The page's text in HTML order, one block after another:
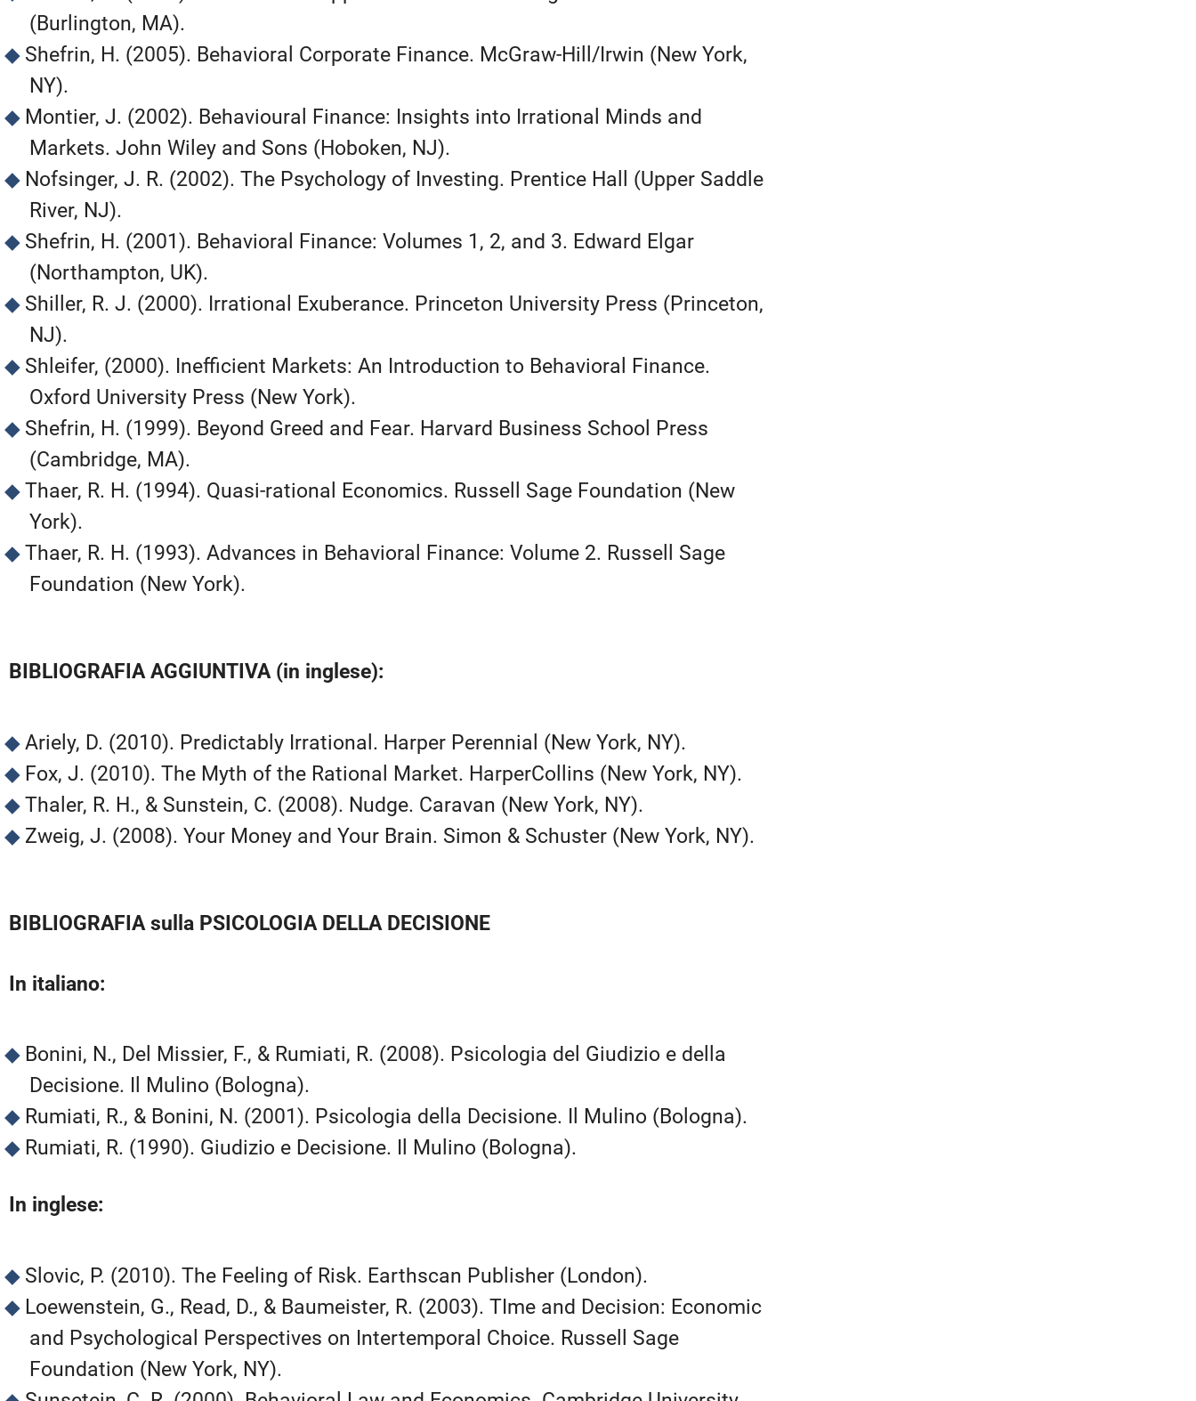
(Burlington, MA).
Shefrin, H. (2005). Behavioral Corporate Finance. McGraw-Hill/Irwin (New York,
NY).
Montier, J. (2002). Behavioural Finance: Insights into Irrational Minds and
Markets. John Wiley and Sons (Hoboken, NJ).
Nofsinger, J. R. (2002). The Psychology of Investing. Prentice Hall (Upper Saddle
River, NJ).
Shefrin, H. (2001). Behavioral Finance: Volumes 1, 2, and 3. Edward Elgar
(Northampton, UK).
Shiller, R. J. (2000). Irrational Exuberance. Princeton University Press (Princeton,
NJ).
Shleifer, (2000). Inefficient Markets: An Introduction to Behavioral Finance.
Oxford University Press (New York).
Shefrin, H. (1999). Beyond Greed and Fear. Harvard Business School Press
(Cambridge, MA).
Thaer, R. H. (1994). Quasi-rational Economics. Russell Sage Foundation (New
York).
Thaer, R. H. (1993). Advances in Behavioral Finance: Volume 2. Russell Sage
Foundation (New York).
BIBLIOGRAFIA AGGIUNTIVA (in inglese):
Ariely, D. (2010). Predictably Irrational. Harper Perennial (New York, NY).
Fox, J. (2010). The Myth of the Rational Market. HarperCollins (New York, NY).
Thaler, R. H., & Sunstein, C. (2008). Nudge. Caravan (New York, NY).
Zweig, J. (2008). Your Money and Your Brain. Simon & Schuster (New York, NY).
BIBLIOGRAFIA sulla PSICOLOGIA DELLA DECISIONE
In italiano:
Bonini, N., Del Missier, F., & Rumiati, R. (2008). Psicologia del Giudizio e della
Decisione. Il Mulino (Bologna).
Rumiati, R., & Bonini, N. (2001). Psicologia della Decisione. Il Mulino (Bologna).
Rumiati, R. (1990). Giudizio e Decisione. Il Mulino (Bologna).
In inglese:
Slovic, P. (2010). The Feeling of Risk. Earthscan Publisher (London).
Loewenstein, G., Read, D., & Baumeister, R. (2003). TIme and Decision: Economic
and Psychological Perspectives on Intertemporal Choice. Russell Sage
Foundation (New York, NY).